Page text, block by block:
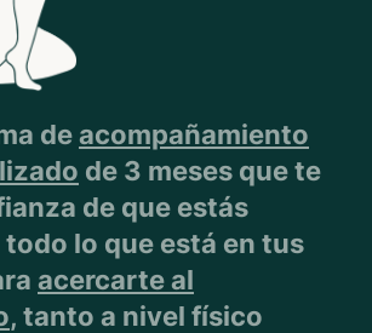
deacompañamiento
de 3 meses que te
de que estás
lo que está en tus
acercarte al
, tanto a nivel físico